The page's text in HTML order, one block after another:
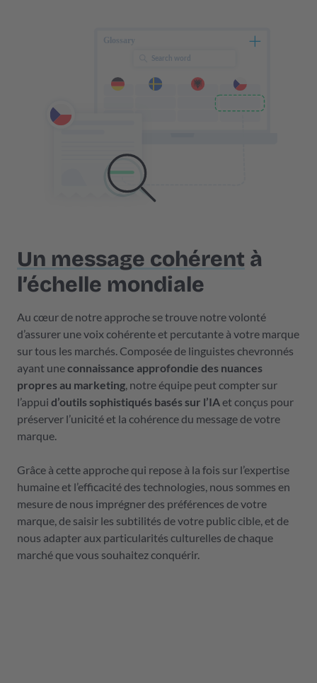
Un message cohérent à
l’échelle mondiale
Au cœur de notre approche se trouve notre volonté
d’assurer une voix cohérente et percutante à votre marque
sur tous les marchés. Composée de linguistes chevronnés
ayant uneconnaissance approfondie des nuances
propres au marketing, notre équipe peut compter sur
l’appui d’outils sophistiqués basés sur l’IAet conçus pour
préserver l’unicité et la cohérence du message de votre
marque.
Grâce à cette approche qui repose à la fois sur l’expertise
humaine et l’efficacité des technologies, nous sommes en
mesure de nous imprégner des préférences de votre
marque, de saisir les subtilités de votre public cible, et de
nous adapter aux particularités culturelles de chaque
marché que vous souhaitez conquérir.